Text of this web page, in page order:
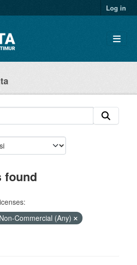
Log in
found
Commercial (Any)